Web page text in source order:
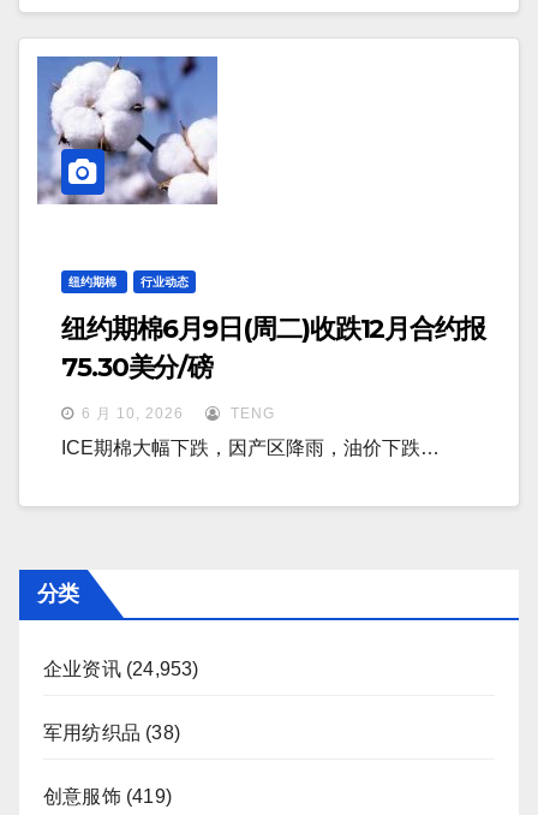
纽约期棉 行业动态
纽约期棉6月9日(周二)收跌12月合约报
75.30美分/磅
6 月 10, 2026 TENG
ICE期棉大幅下跌，因产区降雨，油价下跌…
分类
企业资讯(24,953)
军用纺织品 (38)
创意服饰(419)